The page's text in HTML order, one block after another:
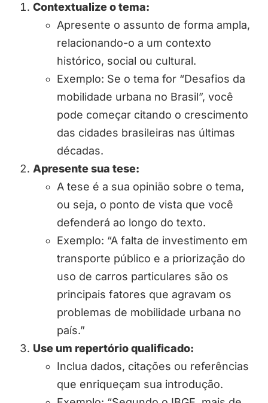
Contextualize o tema:
Apresente o assunto de forma ampla,
relacionando-o a um contexto
histórico, social ou cultural.
Exemplo: Se o tema for “Desafios da
mobilidade urbana no Brasil”, você
pode começar citando o crescimento
das cidades brasileiras nas últimas
décadas.
Apresente sua tese:
A tese é a sua opinião sobre o tema,
ou seja, o ponto de vista que você
defenderá ao longo do texto.
Exemplo: “A falta de investimento em
transporte público e a priorização do
uso de carros particulares são os
principais fatores que agravam os
problemas de mobilidade urbana no
país.”
Use um repertório qualificado:
Inclua dados, citações ou referências
que enriqueçam sua introdução.